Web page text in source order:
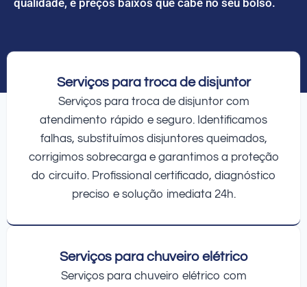
Serviços para troca de disjuntor
Serviços para troca de disjuntor com
atendimento rápido e seguro. Identificamos
falhas, substituímos disjuntores queimados,
corrigimos sobrecarga e garantimos a proteção
do circuito. Profissional certificado, diagnóstico
preciso e solução imediata 24h.
Serviços para chuveiro elétrico
Serviços para chuveiro elétrico com